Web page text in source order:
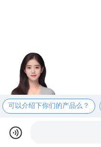
可以介绍下你们的产品么？